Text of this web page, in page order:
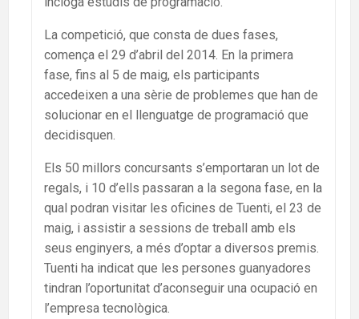
La competició, que consta de dues fases,
comença el 29 d’abril del 2014. En la primera
fase, fins al 5 de maig, els participants
accedeixen a una sèrie de problemes que han de
solucionar en el llenguatge de programació que
decidisquen.
Els 50 millors concursants s’emportaran un lot de
regals, i 10 d’ells passaran a la segona fase, en la
qual podran visitar les oficines de Tuenti, el 23 de
maig, i assistir a sessions de treball amb els
seus enginyers, a més d’optar a diversos premis.
Tuenti ha indicat que les persones guanyadores
tindran l’oportunitat d’aconseguir una ocupació en
l’empresa tecnològica.